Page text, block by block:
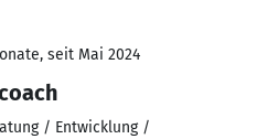
seit Mai 2024
/ Entwicklung /